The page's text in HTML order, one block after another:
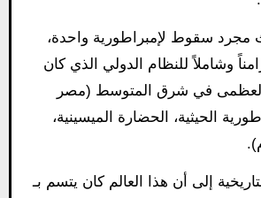
مجرد سقوط لإمبراطورية واحدة،
وشاملاً للنظام الدولي الذي كان
العظمى في شرق المتوسط (مصر
الحيثية، الحضارة الميسينية،
إلى أن هذا العالم كان يتسم بـ